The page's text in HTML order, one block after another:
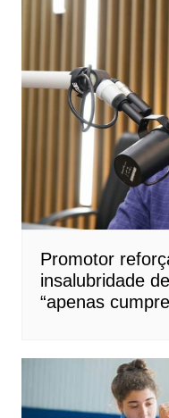
Promotor
insalubridade
“apenas